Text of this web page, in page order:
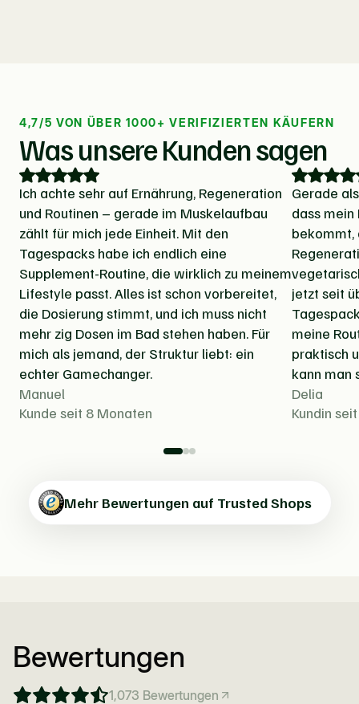
4,7/5 VON ÜBER 1000+ VERIFIZIERTEN KÄUFERN
Was unsere Kunden sagen
Ich achte sehr auf Ernährung, Regeneration
und Routinen – gerade im Muskelaufbau
zählt für mich jede Einheit. Mit den
Tagespacks habe ich endlich eine
Supplement-Routine, die wirklich zu meinem
Lifestyle passt. Alles ist schon vorbereitet,
die Dosierung stimmt, und ich muss nicht
mehr zig Dosen im Bad stehen haben. Für
mich als jemand, der Struktur liebt: ein
echter Gamechanger.
Manuel
Kunde seit 8 Monaten
Gerade
dass
bekommt,
jetzt seit
meine
praktisch
kann man
Delia
Kundin
Mehr Bewertungen auf Trusted Shops
Bewertungen
1,073 Bewertungen